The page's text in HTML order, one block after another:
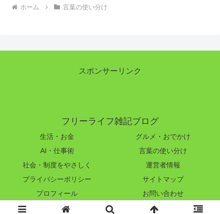
ホーム 言葉の使い分け
スポンサーリンク
フリーライフ雑記ブログ
生活・お金
グルメ・おでかけ
AI・仕事術
言葉の使い分け
社会・制度をやさしく
運営者情報
プライバシーポリシー
サイトマップ
プロフィール
お問い合わせ
© 2023-2026 フリーライフ雑記ブログ.